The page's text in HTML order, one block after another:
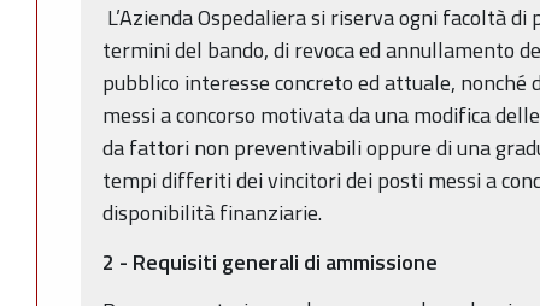
L’Azienda Ospedaliera si riserva ogni facoltà
termini del bando, di revoca ed annullamento
pubblico interesse concreto ed attuale,
messi a concorso motivata da una modifica
da fattori non preventivabili oppure di una
tempi differiti dei vincitori dei posti messi a
disponibilità finanziarie.
2 - Requisiti generali di ammissione